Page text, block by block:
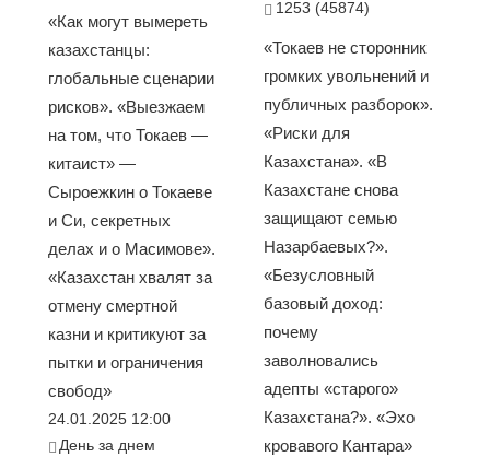
«Как могут вымереть
казахстанцы:
глобальные сценарии
рисков». «Выезжаем
на том, что Токаев —
китаист» —
Сыроежкин о Токаеве
и Си, секретных
делах и о Масимове».
«Казахстан хвалят за
отмену смертной
казни и критикуют за
пытки и ограничения
свобод»
24.01.2025 12:00
День за днем
1253 (45874)
«Токаев не сторонник
громких увольнений и
публичных разборок».
«Риски для
Казахстана». «В
Казахстане снова
защищают семью
Назарбаевых?».
«Безусловный
базовый доход:
почему
заволновались
адепты «старого»
Казахстана?». «Эхо
кровавого Кантара»